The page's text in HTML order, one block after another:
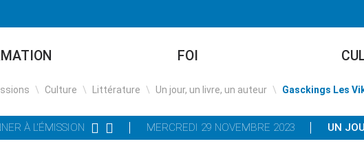
FOI
\ Culture \ Littérature \ Un jour, un livre, un auteur \ Gasckings Les
À L'ÉMISSION MERCREDI 29 NOVEMBRE 2023 UN